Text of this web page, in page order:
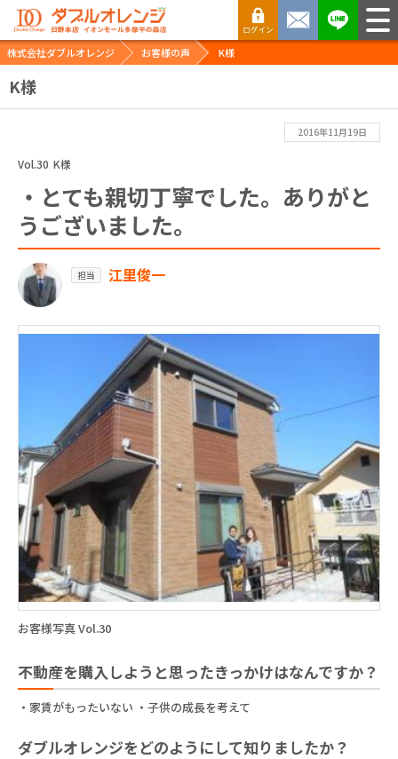
株式会社ダブルオレンジ お客様の声 K様
K様
2016年11月19日
Vol.30 K様
・とても親切丁寧でした。ありがと
うございました。
担当 江里俊一
お客様写真 Vol.30
不動産を購入しようと思ったきっかけはなんですか？
・家賃がもったいない ・子供の成長を考えて
ダブルオレンジをどのようにして知りましたか？